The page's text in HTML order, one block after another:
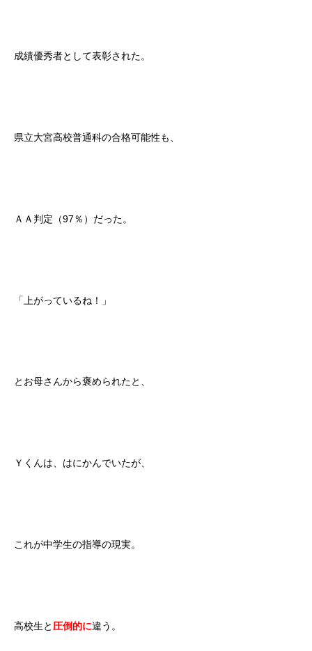
成績優秀者として表彰された。
県立大宮高校普通科の合格可能性も、
ＡＡ判定（97％）だった。
「上がっているね！」
とお母さんから褒められたと、
Ｙくんは、はにかんでいたが、
これが中学生の指導の現実。
高校生と 圧倒的に違う。